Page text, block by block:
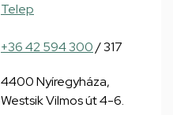
Telep
+36 42 594 300/ 317
4400 Nyíregyháza,
Westsik Vilmos út 4-6.